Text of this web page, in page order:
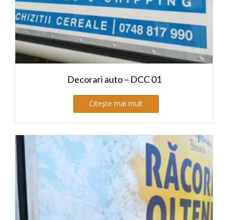
Decorari auto – DCC 01
Citește mai mult